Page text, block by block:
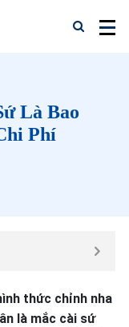
Là Bao
Phí
thức chỉnh nha
là mắc cài sứ